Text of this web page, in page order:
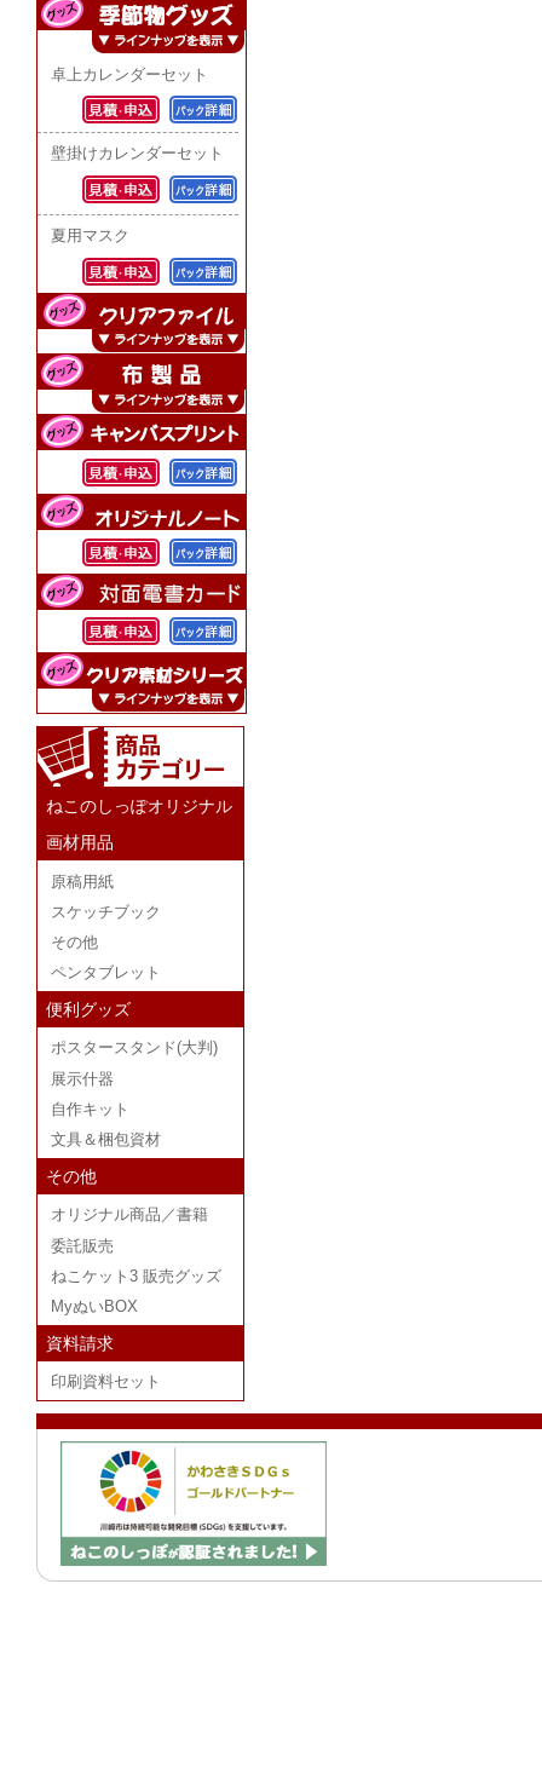
卓上カレンダーセット
壁掛けカレンダーセット
夏用マスク
ねこのしっぽオリジナル
画材用品
原稿用紙
スケッチブック
その他
ペンタブレット
便利グッズ
ポスタースタンド(大判)
展示什器
自作キット
文具＆梱包資材
その他
オリジナル商品／書籍
委託販売
ねこケット3 販売グッズ
MyぬいBOX
資料請求
印刷資料セット